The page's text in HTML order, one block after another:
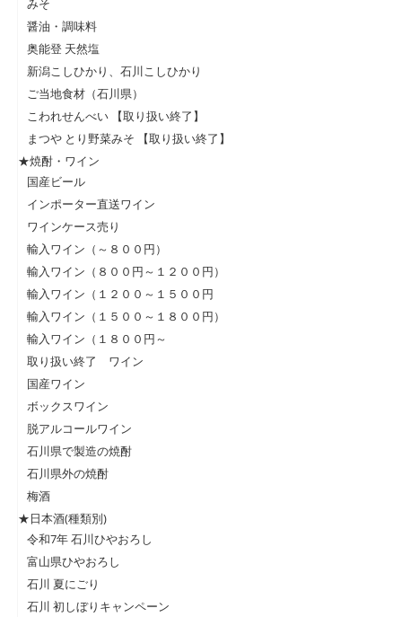
醤油・調味料
奥能登 天然塩
新潟こしひかり、石川こしひかり
ご当地食材（石川県）
こわれせんべい 【取り扱い終了】
まつや とり野菜みそ 【取り扱い終了】
★焼酎・ワイン
国産ビール
インポーター直送ワイン
ワインケース売り
輸入ワイン（～８００円）
輸入ワイン（８００円～１２００円）
輸入ワイン（１２００～１５００円
輸入ワイン（１５００～１８００円）
輸入ワイン（１８００円～
取り扱い終了 ワイン
国産ワイン
ボックスワイン
脱アルコールワイン
石川県で製造の焼酎
石川県外の焼酎
梅酒
★日本酒(種類別)
令和7年 石川ひやおろし
富山県ひやおろし
石川 夏にごり
石川 初しぼりキャンペーン